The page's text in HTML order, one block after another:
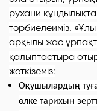
рухани
тәрбиелейміз.
арқылы жас
қалыптастыра
жеткіземіз:
Оқушылардың
өлке тарихын